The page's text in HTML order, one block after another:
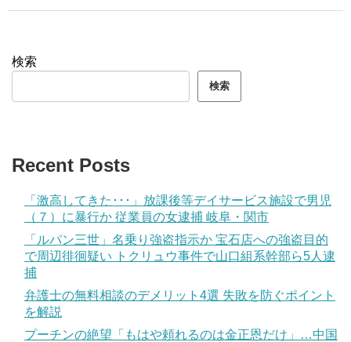
検索
検索
Recent Posts
「激高してきた･･･」放課後等デイサービス施設で男児
（７）に暴行か 従業員の女逮捕 岐阜・関市
「ルパン三世」名乗り強盗指示か 宝石店への強盗目的
で周辺徘徊疑い トクリュウ事件で山口組系幹部ら5人逮
捕
弁護士の無料相談のデメリット4選 失敗を防ぐポイント
を解説
プーチンの絶望「もはや頼れるのは金正恩だけ」…中国